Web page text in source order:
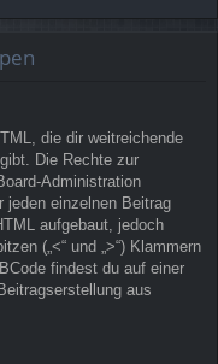
die dir weitreichende
Die Rechte zur
Administration
jeden einzelnen Beitrag
aufgebaut, jedoch
(„<“ und „>“) Klammern
findest du auf einer
aus